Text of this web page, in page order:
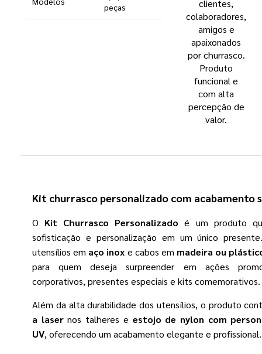
peças
clientes,
colaboradores,
amigos e
apaixonados
por churrasco.
Produto
funcional e
com alta
percepção de
valor.
Kit churrasco personalizado com acabamento
O Kit Churrasco Personalizado é um produto
sofisticação e personalização em um único
utensílios em aço inox e cabos em madeira ou
para quem deseja surpreender em ações
corporativos, presentes especiais e kits comemorativos.
Além da alta durabilidade dos utensílios, o produto
a lasernos talheres e estojo de nylon com
UV, oferecendo um acabamento elegante e profissional.